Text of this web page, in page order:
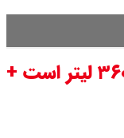
حداکثر ذخیره بنزین یارانه‌ای ۳۶۰ لیتر است +